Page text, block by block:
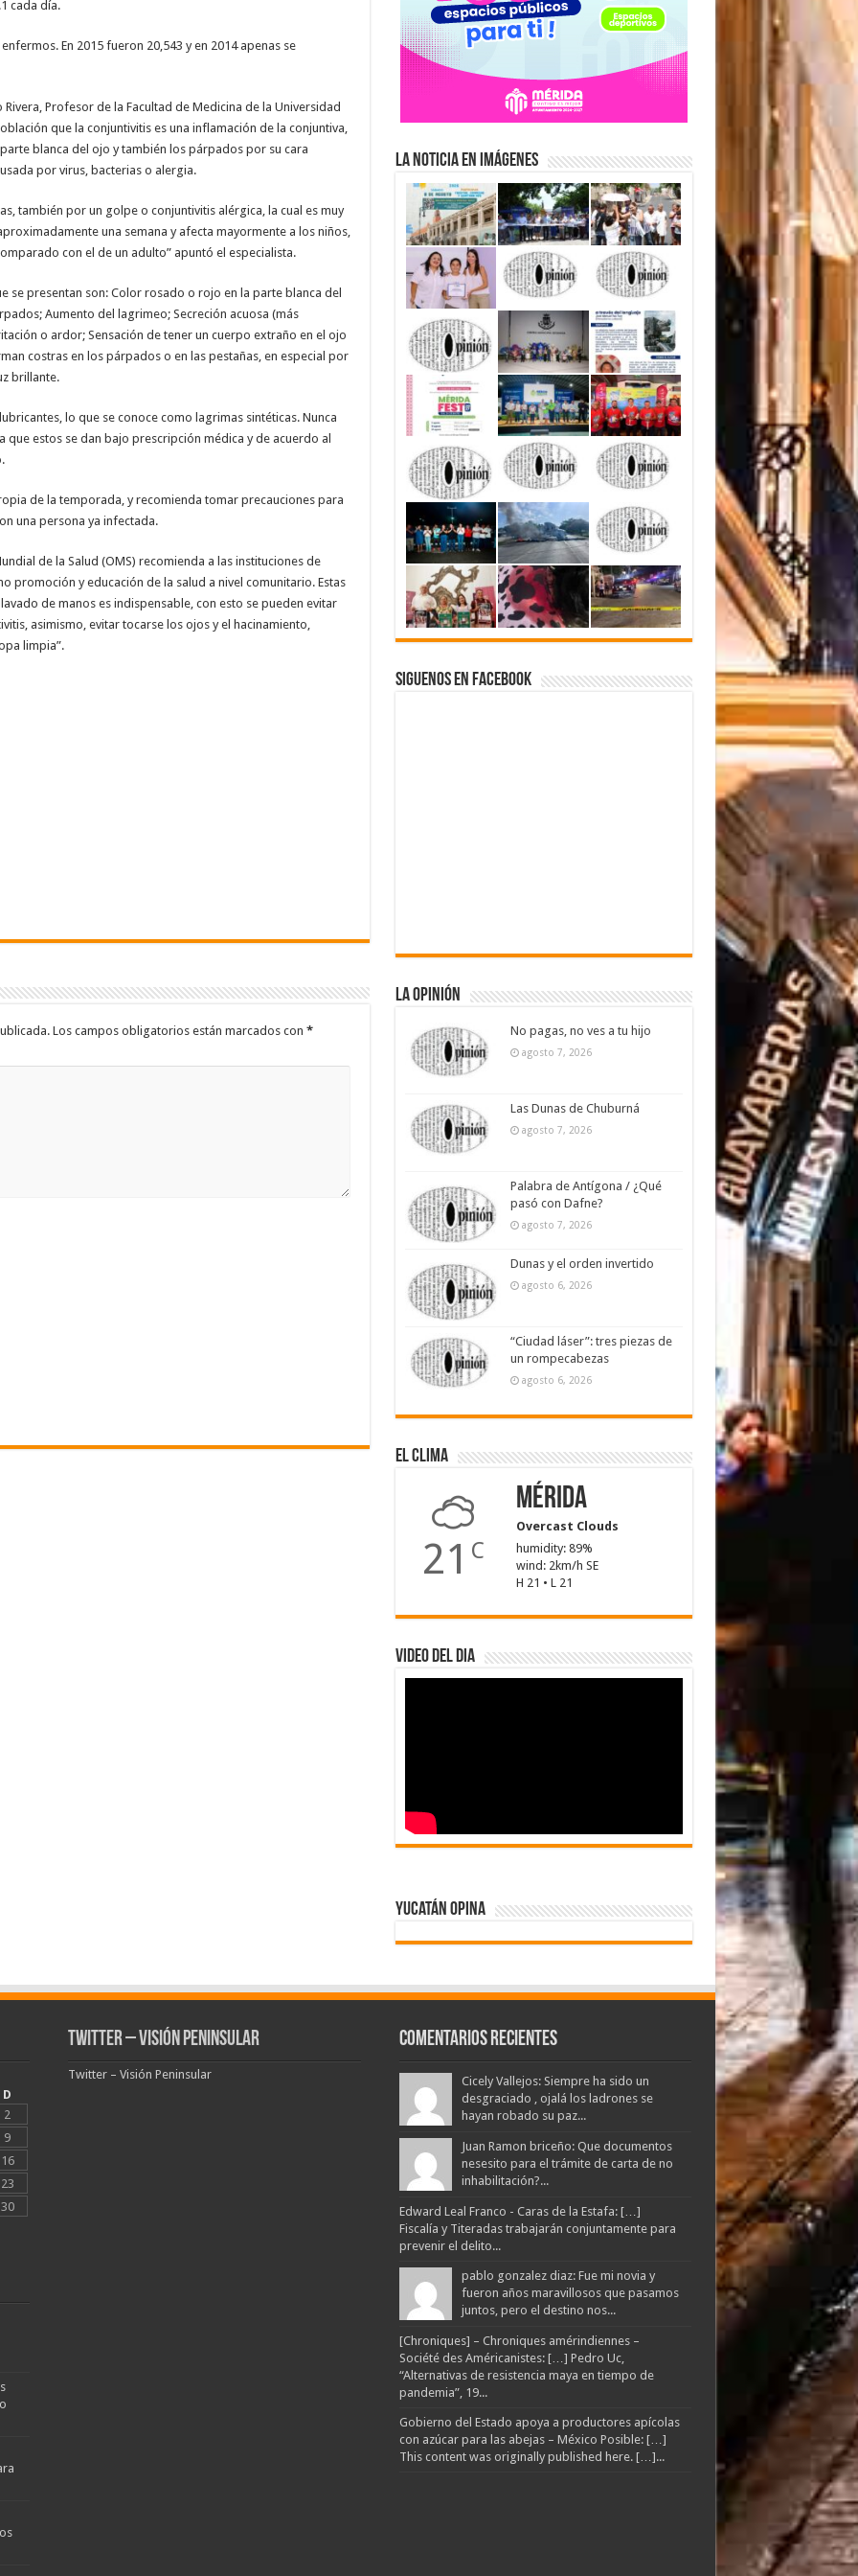
cada día.
En 2015 fueron 20,543 y en 2014 apenas se
Profesor de la Facultad de Medicina de la Universidad
que la conjuntivitis es una inflamación de la conjuntiva,
blanca del ojo y también los párpados por su cara
por virus, bacterias o alergia.
también por un golpe o conjuntivitis alérgica, la cual es muy
una semana y afecta mayormente a los niños,
con el de un adulto” apuntó el especialista.
se presentan son: Color rosado o rojo en la parte blanca del
Aumento del lagrimeo; Secreción acuosa (más
o ardor; Sensación de tener un cuerpo extraño en el ojo
costras en los párpados o en las pestañas, en especial por
brillante.
lo que se conoce como lagrimas sintéticas. Nunca
estos se dan bajo prescripción médica y de acuerdo al
de la temporada, y recomienda tomar precauciones para
una persona ya infectada.
de la Salud (OMS) recomienda a las instituciones de
promoción y educación de la salud a nivel comunitario. Estas
de manos es indispensable, con esto se pueden evitar
asimismo, evitar tocarse los ojos y el hacinamiento,
limpia”.
Los campos obligatorios están marcados con *
La Noticia en Imágenes
Siguenos en Facebook
La Opinión
No pagas, no ves a tu hijo
agosto 7, 2026
Las Dunas de Chuburná
agosto 7, 2026
Palabra de Antígona / ¿Qué
pasó con Dafne?
agosto 7, 2026
Dunas y el orden invertido
agosto 6, 2026
“Ciudad láser”: tres piezas de
un rompecabezas
agosto 6, 2026
El Clima
21 C
Mérida
Overcast Clouds
humidity: 89%
wind: 2km/h SE
H 21 • L 21
Video del dia
Yucatán Opina
D
2
9
16
23
30
Twitter – Visión Peninsular
Twitter – Visión Peninsular
Comentarios Recientes
Cicely Vallejos: Siempre ha sido un
desgraciado , ojalá los ladrones se
hayan robado su paz...
Juan Ramon briceño: Que documentos
nesesito para el trámite de carta de no
inhabilitación?...
Edward Leal Franco - Caras de la Estafa: […]
Fiscalía y Titeradas trabajarán conjuntamente para
prevenir el delito...
pablo gonzalez diaz: Fue mi novia y
fueron años maravillosos que pasamos
juntos, pero el destino nos...
[Chroniques] – Chroniques amérindiennes –
Société des Américanistes: […] Pedro Uc,
“Alternativas de resistencia maya en tiempo de
pandemia”, 19...
Gobierno del Estado apoya a productores apícolas
con azúcar para las abejas – México Posible: […]
This content was originally published here. […]...